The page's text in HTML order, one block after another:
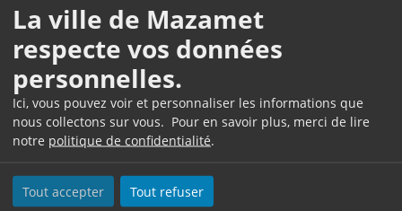
La ville de Mazamet
respecte vos données
personnelles.
Ici, vous pouvez voir et personnaliser les informations que
nous collectons sur vous. Pour en savoir plus, merci de lire
notre politique de confidentialité.
Tout accepter Tout refuser
Questions ? Réponses !
Qui est responsable des dégradations dans un
logement en cours de location ?
Dégradations causées lors d'un cambriolage : que
doit faire le locataire ?
Quand s'applique la trêve hivernale ?